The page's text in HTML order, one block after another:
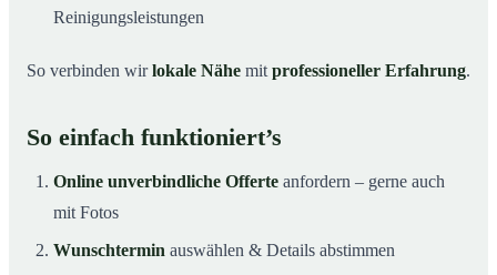
Reinigungsleistungen
So verbinden wirlokale Nähe mit professioneller Erfahrung.
So einfach funktioniert’s
Online unverbindliche Offerte anfordern – gerne auch
mit Fotos
Wunschtermin auswählen & Details abstimmen